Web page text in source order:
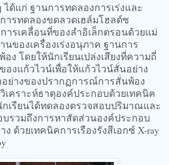
ด้แก่ ฐานการทดลองการเร่งและ
รทดลองขดลวดเฮล์มโฮลต์ซ
การเคลื่อนที่ของลำอิเล็กตรอนด้วยแม่
นของเครื่องเร่งอนุภาค ฐานการ
โดยให้นักเรียนเปล่งเสียงที่ความถี่
งแก้วไวน์เพื่อให้แก้วไวน์สั่นอย่าง
ย่างของปรากฏการณ์การสั่นพ้อง
เคราะห์ธาตุองค์ประกอบด้วยเทคนิค
กเรียนได้ทดลองตรวจสอบปริมาณและ
รวมถึงการหาสัดส่วนองค์ประกอบ
ด้วยเทคนิคการเรืองรังสีเอกซ์ X-ray